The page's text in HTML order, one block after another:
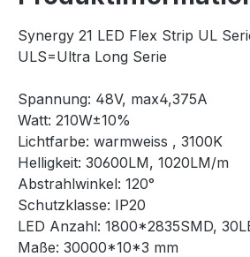
Synergy 21 LED Flex Strip UL
ULS=Ultra Long Serie
Spannung: 48V, max4,375A
Watt: 210W±10%
Lichtfarbe: warmweiss , 3100K
Helligkeit: 30600LM, 1020LM/m
Abstrahlwinkel: 120°
Schutzklasse: IP20
LED Anzahl: 1800*2835SMD,
Maße: 30000*10*3 mm